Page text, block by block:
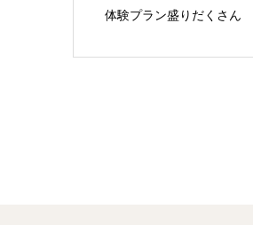
体験プラン盛りだくさん